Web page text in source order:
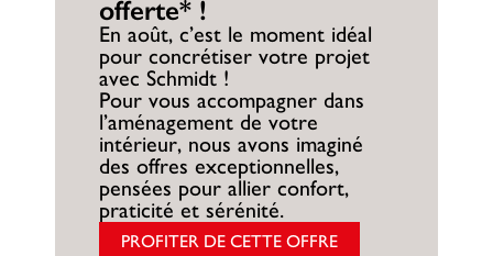
offerte* !
En août, c’est le moment idéal
pour concrétiser votre projet
avec Schmidt !
Pour vous accompagner dans
l’aménagement de votre
intérieur, nous avons imaginé
des offres exceptionnelles,
pensées pour allier confort,
praticité et sérénité.
PROFITER DE CETTE OFFRE